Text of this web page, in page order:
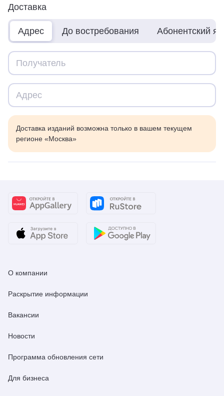
Доставка
Адрес До востребования Абонентский
Доставка изданий возможна только в вашем текущем
регионе «Москва»
О компании
Раскрытие информации
Вакансии
Новости
Программа обновления сети
Для бизнеса